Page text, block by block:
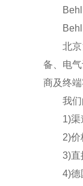
Behlke
Behlke
北京汉
备、电
商及终
我们
1)渠道
2)价格
3)直接
4)德国